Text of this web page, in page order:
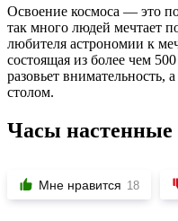
Освоение космоса — это
так много людей мечтает
любителя астрономии к
состоящая из более чем
разовьет внимательность,
столом.
Часы настенные
Мне нравится 18